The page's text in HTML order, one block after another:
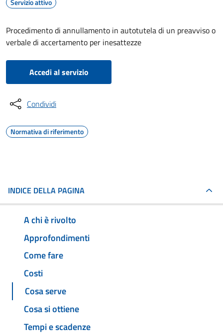
Servizio attivo
Procedimento di annullamento in autotutela di un preavviso o
verbale di accertamento per inesattezze
Accedi al servizio
Condividi
Normativa di riferimento
INDICE DELLA PAGINA
A chi è rivolto
Approfondimenti
Come fare
Costi
Cosa serve
Cosa si ottiene
Tempi e scadenze